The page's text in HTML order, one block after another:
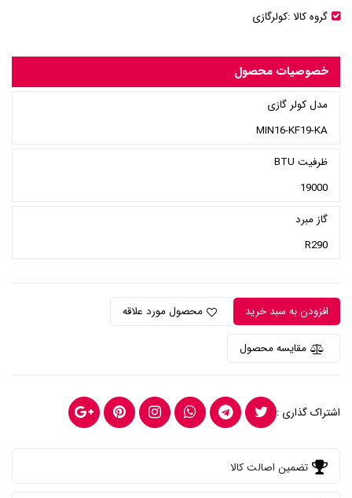
گروه کالا :کولرگازی
خصوصیات محصول
مدل کولر گازی
MIN16-KF19-KA
ظرفیت BTU
19000
گاز مبرد
R290
افزودن به سبد خرید محصول مورد علاقه
مقایسه محصول
اشتراک گذاری :
تضمین اصالت کالا